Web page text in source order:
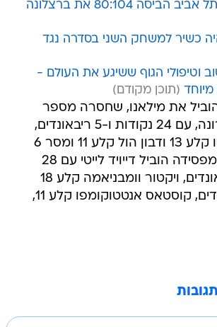
גדולים: מכבי תל אביב הביסה 80:104 את ברצלונה
כשיר למשחק השני בסדרה נגד
וטיפולי הגוף ששיגע את העולם -
הוביל את מילאנו, שחסרה מספר
שחקנים עם קורונה, עם 24 נקודות ו-5 ריבאונדים,
טומאסו בלדאסו קלע 13 ודבון הול קלע 11 ומסר 6
אסיסטים. את המפסידה הוביל דייויד לייטי עם 28
נקודות ו-5 ריבאונדים, ויקטור וומבניאמה קלע 18
והוסיף 6 ריבאונדים, קוסטאס אנטטוקומפו קלע 11,